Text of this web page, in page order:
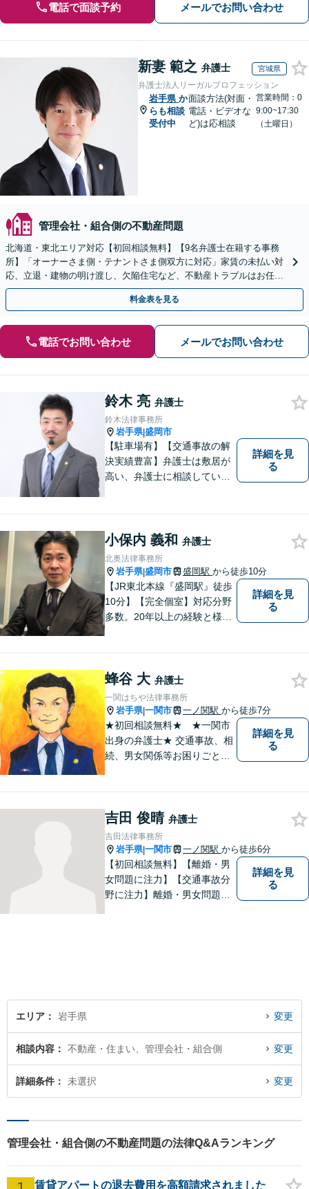
電話で面談予約 メールでお問い合わせ
新妻 範之 弁護士 宮城県
弁護士法人リーガルプロフェッション
岩手県 か
らも相談
受付中
面談方法(対面・
電話・ビデオな
ど)は応相談
営業時間：0
9:00~17:30
（土曜日）
管理会社・組合側の不動産問題
北海道・東北エリア対応【初回相談無料】【9名弁護士在籍する事務
所】「オーナーさま側・テナントさま側双方に対応」家賃の未払い対
応、立退・建物の明け渡し、欠陥住宅など、不動産トラブルはお任せ
ください「早期相談で損失を最小限に」
料金表を見る
電話でお問い合わせ メールでお問い合わせ
鈴木 亮 弁護士
鈴木法律事務所
岩手県|盛岡市
【駐車場有】【交通事故の解
決実績豊富】弁護士は敷居が
高い、弁護士に相談していい
を目指しています。どんなこ
とでもお気軽にご相談くださ
い。
詳細を見
る
小保内 義和 弁護士
北奥法律事務所
岩手県|盛岡市 盛岡駅 から徒歩10分
【JR東北本線『盛岡駅』徒歩
10分】【完全個室】対応分野
多数。20年以上の経験と様々
決を目指します。 お気軽にご
お相談ください。
詳細を見
る
蜂谷 大 弁護士
一関はちや法律事務所
岩手県|一関市 一ノ関駅 から徒歩7分
★初回相談無料★ ★一関市
出身の弁護士★ 交通事故、相
続、男女関係等お困りごとが
詳細を見
る
吉田 俊晴 弁護士
吉田法律事務所
岩手県|一関市 一ノ関駅 から徒歩6分
【初回相談無料】【離婚・男
女問題に注力】【交通事故分
野に注力】離婚・男女問題、
詳細を見
る
エリア 岩手県 変更
相談内容 不動産・住まい、管理会社・組合側 変更
詳細条件 未選択 変更
管理会社・組合側の不動産問題の法律Q&Aランキング
賃貸アパートの退去費用を高額請求されました